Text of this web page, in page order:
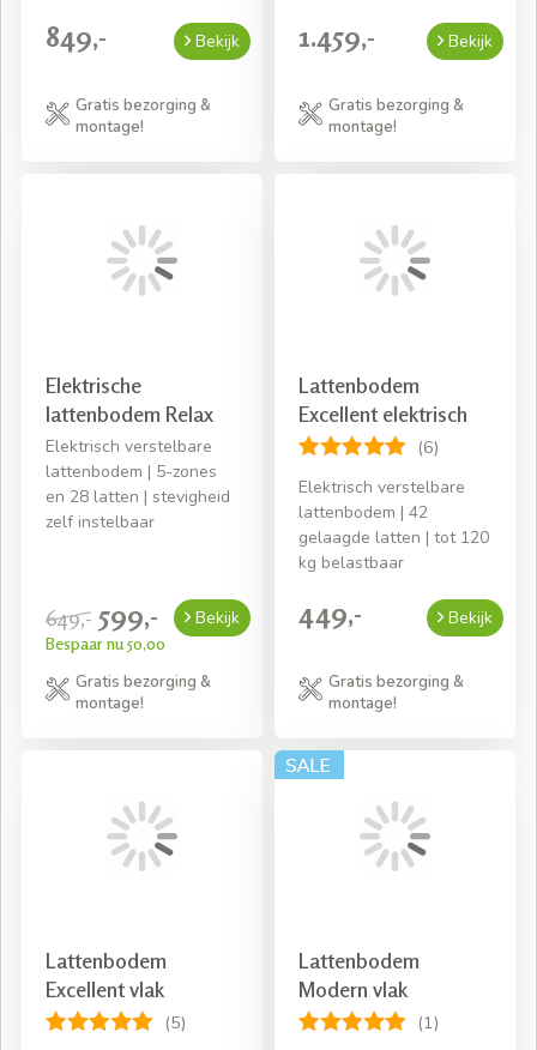
849,- Bekijk
Gratis bezorging &
montage!
1.459,- Bekijk
Gratis bezorging &
montage!
Elektrische
lattenbodem Relax
Elektrisch verstelbare
lattenbodem | 5-zones
en 28 latten | stevigheid
zelf instelbaar
649,- 599,-
Bespaar nu 50,00
Bekijk
Gratis bezorging &
montage!
Lattenbodem
Excellent elektrisch
(6)
Elektrisch verstelbare
lattenbodem | 42
gelaagde latten | tot 120
kg belastbaar
449,- Bekijk
Gratis bezorging &
montage!
Lattenbodem
Excellent vlak
(5)
Lattenbodem
Modern vlak
(1)